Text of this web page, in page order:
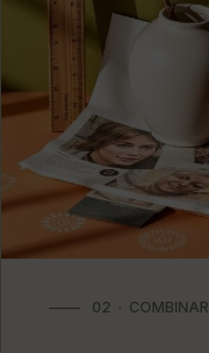
02 · COMBINAR